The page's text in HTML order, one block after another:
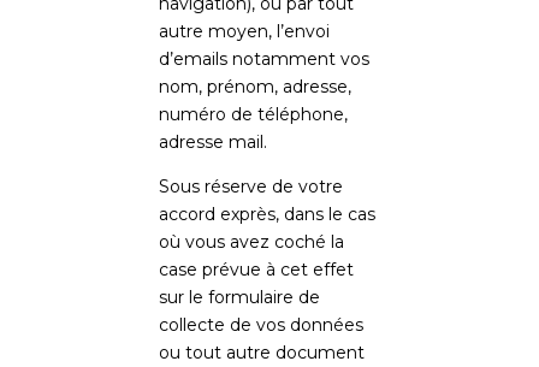
autre moyen, l’envoi
d’emails notamment vos
nom, prénom, adresse,
numéro de téléphone,
adresse mail.
Sous réserve de votre
accord exprès, dans le cas
où vous avez coché la
case prévue à cet effet
sur le formulaire de
collecte de vos données
ou tout autre document